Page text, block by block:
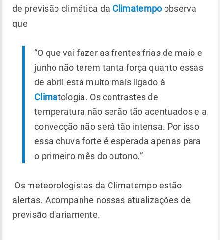
de previsão climática da Climatempoobserva
que
“O que vai fazer as frentes frias de maio e
junho não terem tanta força quanto essas
de abril está muito mais ligado à
Climatologia. Os contrastes de
temperatura não serão tão acentuados e a
convecção não será tão intensa. Por isso
essa chuva forte é esperada apenas para
o primeiro mês do outono.”
Os meteorologistas da Climatempo estão
alertas. Acompanhe nossas atualizações de
previsão diariamente.